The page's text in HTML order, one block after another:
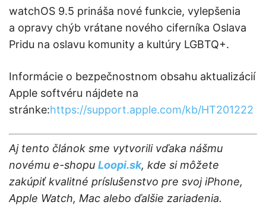
watchOS 9.5 prináša nové funkcie, vylepšenia
a opravy chýb vrátane nového ciferníka Oslava
Pridu na oslavu komunity a kultúry LGBTQ+.
Informácie o bezpečnostnom obsahu aktualizácií
Apple softvéru nájdete na
stránke:https://support.apple.com/kb/HT201222
Aj tento článok sme vytvorili vďaka nášmu
novému e-shopu Loopi.sk, kde si môžete
zakúpiť kvalitné príslušenstvo pre svoj iPhone,
Apple Watch, Mac alebo ďalšie zariadenia.